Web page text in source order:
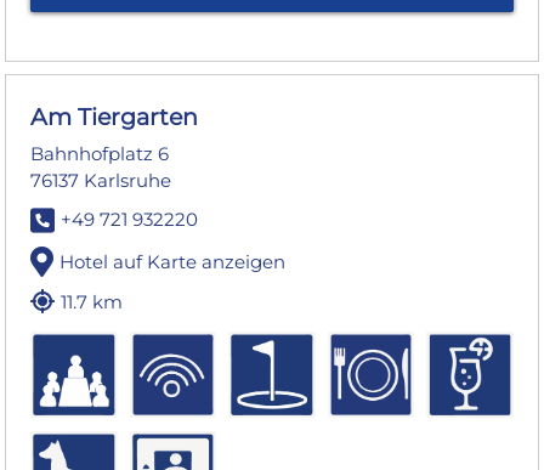
Am Tiergarten
Bahnhofplatz 6
76137 Karlsruhe
+49 721 932220
Hotel auf Karte anzeigen
11.7 km